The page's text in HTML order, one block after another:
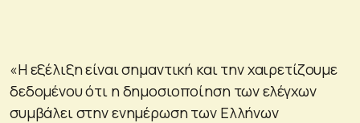
«Η εξέλιξη είναι σημαντική και την χαιρετίζουμε
δεδομένου ότι η δημοσιοποίηση των ελέγχων
συμβάλει στην ενημέρωση των Ελλήνων